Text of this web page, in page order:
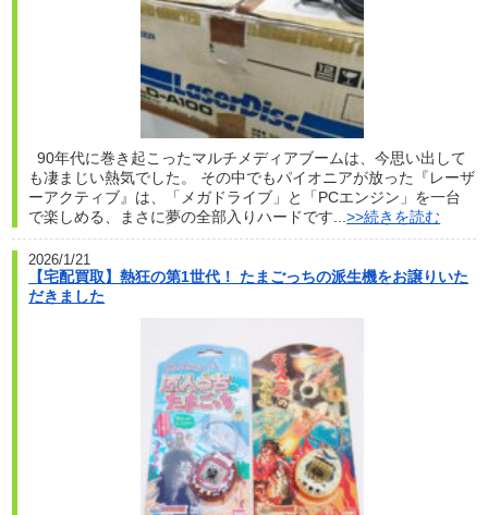
90年代に巻き起こったマルチメディアブームは、今思い出して
も凄まじい熱気でした。 その中でもパイオニアが放った『レーザ
ーアクティブ』は、「メガドライブ」と「PCエンジン」を一台
で楽しめる、まさに夢の全部入りハードです...>>続きを読む
2026/1/21
【宅配買取】熱狂の第1世代！ たまごっちの派生機をお譲りいた
だきました